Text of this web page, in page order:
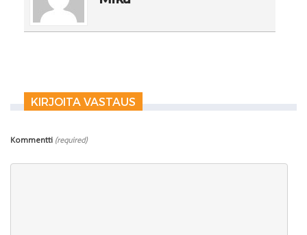
KIRJOITA VASTAUS
Kommentti (required)